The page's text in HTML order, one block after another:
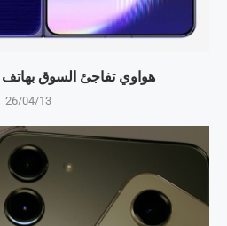
هواوي تفاجئ السوق
26/04/13